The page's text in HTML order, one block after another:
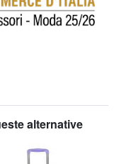
alternative